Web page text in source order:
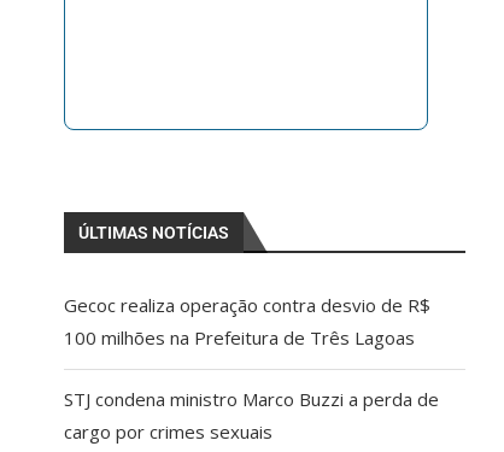
ÚLTIMAS NOTÍCIAS
Gecoc realiza operação contra desvio de R$
100 milhões na Prefeitura de Três Lagoas
STJ condena ministro Marco Buzzi a perda de
cargo por crimes sexuais